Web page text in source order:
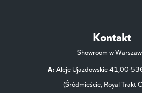
Kontakt
Showroom w
A: Aleje Ujazdowskie 41,00-
(Śródmieście, Royal Trakt